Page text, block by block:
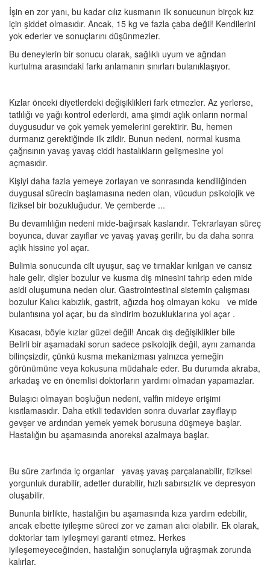
İşin en zor yanı, bu kadar cılız kusmanın ilk sonucunun birçok kız
için şiddet olmasıdır. Ancak, 15 kg ve fazla çaba değil! Kendilerini
yok ederler ve sonuçlarını düşünmezler.
Bu deneylerin bir sonucu olarak, sağlıklı uyum ve ağrıdan
kurtulma arasındaki farkı anlamanın sınırları bulanıklaşıyor.
Kızlar önceki diyetlerdeki değişiklikleri fark etmezler. Az yerlerse,
tatlılığı ve yağı kontrol ederlerdi, ama şimdi açlık onların normal
duygusudur ve çok yemek yemelerini gerektirir. Bu, hemen
durmanız gerektiğinde ilk zildir. Bunun nedeni, normal kusma
çağrısının yavaş yavaş ciddi hastalıkların gelişmesine yol
açmasıdır.
Kişiyi daha fazla yemeye zorlayan ve sonrasında kendiliğinden
duygusal sürecin başlamasına neden olan, vücudun psikolojik ve
fiziksel bir bozukluğudur. Ve çemberde ...
Bu devamlılığın nedeni mide-bağırsak kaslarıdır. Tekrarlayan süreç
boyunca, duvar zayıflar ve yavaş yavaş gerilir, bu da daha sonra
açlık hissine yol açar.
Bulimia sonucunda cilt uyuşur, saç ve tırnaklar kırılgan ve cansız
hale gelir, dişler bozulur ve kusma diş minesini tahrip eden mide
asidi oluşumuna neden olur. Gastrointestinal sistemin çalışması
bozulur Kalıcı kabızlık, gastrit, ağızda hoş olmayan koku ve mide
bulantısına yol açar, bu da sindirim bozukluklarına yol açar .
Kısacası, böyle kızlar güzel değil! Ancak dış değişiklikler bile
Belirli bir aşamadaki sorun sadece psikolojik değil, aynı zamanda
bilinçsizdir, çünkü kusma mekanizması yalnızca yemeğin
görünümüne veya kokusuna müdahale eder. Bu durumda akraba,
arkadaş ve en önemlisi doktorların yardımı olmadan yapamazlar.
Bulaşıcı olmayan boşluğun nedeni, valfin mideye erişimi
kısıtlamasıdır. Daha etkili tedaviden sonra duvarlar zayıflayıp
gevşer ve ardından yemek yemek borusuna düşmeye başlar.
Hastalığın bu aşamasında anoreksi azalmaya başlar.
Bu süre zarfında iç organlar yavaş yavaş parçalanabilir, fiziksel
yorgunluk durabilir, adetler durabilir, hızlı sabırsızlık ve depresyon
oluşabilir.
Bununla birlikte, hastalığın bu aşamasında kıza yardım edebilir,
ancak elbette iyileşme süreci zor ve zaman alıcı olabilir. Ek olarak,
doktorlar tam iyileşmeyi garanti etmez. Herkes
iyileşemeyeceğinden, hastalığın sonuçlarıyla uğraşmak zorunda
kalırlar.